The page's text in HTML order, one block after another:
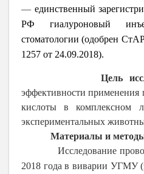
― единственный
РФ гиалуроновый
стоматологии (одобрен
1257 от 24.09.2018).
Цель
эффективности применения
кислоты в комплексном
экспериментальных
Материалы и
Исследование
2018 года в виварии УГМУ